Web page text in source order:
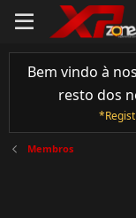
Bem vindo à
resto dos
Membros